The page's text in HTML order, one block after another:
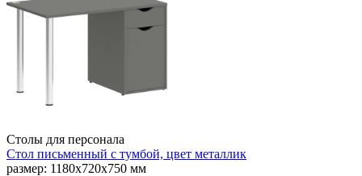
Столы для персонала
Стол письменный с тумбой, цвет металлик
размер: 1180х720х750 мм